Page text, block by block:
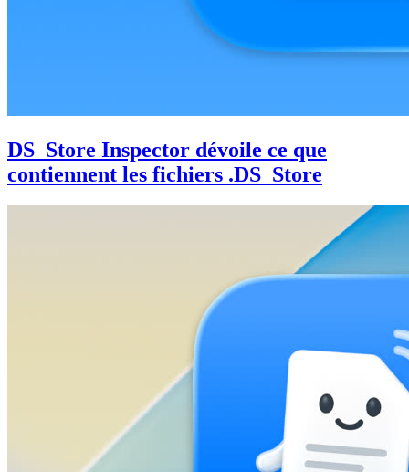
DS_Store Inspector dévoile ce que
contiennent les fichiers .DS_Store